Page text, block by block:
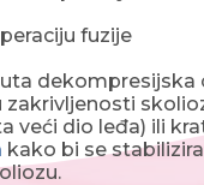
fuzije
veći dio leđa) ili
kako bi se